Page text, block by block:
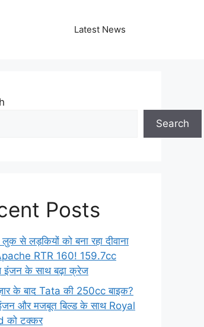
Latest News
Search
Posts
लुक से लड़कियों को बना रहा दीवाना
RTR 160! 159.7cc
इंजन के साथ बढ़ा क्रेज
के बाद Tata की 250cc बाइक?
और मजबूत बिल्ड के साथ Royal
को टक्कर